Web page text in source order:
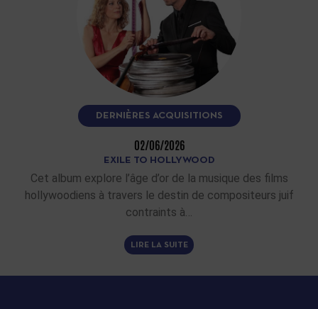
DERNIÈRES ACQUISITIONS
02/06/2026
EXILE TO HOLLYWOOD
Cet album explore l’âge d’or de la musique des films
hollywoodiens à travers le destin de compositeurs juif
contraints à…
LIRE LA SUITE